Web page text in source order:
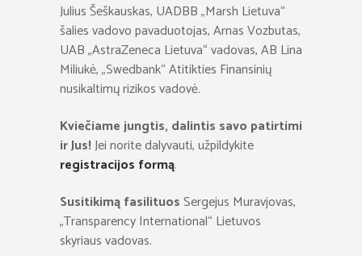
Julius Šeškauskas, UADBB „Marsh Lietuva“
šalies vadovo pavaduotojas, Arnas Vozbutas,
UAB „AstraZeneca Lietuva“ vadovas, AB Lina
Miliukė, „Swedbank“ Atitikties Finansinių
nusikaltimų rizikos vadovė.
Kviečiame jungtis, dalintis savo patirtimi
ir Jus!Jei norite dalyvauti, užpildykite
registracijos formą.
Susitikimą fasilituosSergejus Muravjovas,
„Transparency International“ Lietuvos
skyriaus vadovas.